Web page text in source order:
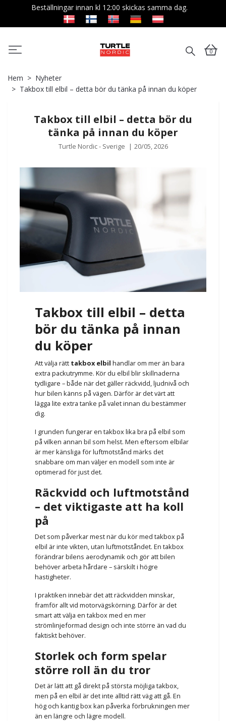
Beställningar innan kl 12:00 skickas samma dag.
0
Hem
Nyheter
Takbox till elbil – detta bör du tänka på innan du köper
Takbox till elbil – detta bör du
tänka på innan du köper
Turtle Nordic - Sverige | 20/05, 2026
Takbox till elbil – detta
bör du tänka på innan
du köper
Att välja rätt takbox elbil handlar om mer än bara
extra packutrymme. Kör du elbil blir skillnaderna
tydligare – både när det gäller räckvidd, ljudnivå och
hur bilen känns på vägen. Därför är det värt att
lägga lite extra tanke på valet innan du bestämmer
dig.
I grunden fungerar en takbox lika bra på elbil som
på vilken annan bil som helst. Men eftersom elbilar
är mer känsliga för luftmotstånd märks det
snabbare om man väljer en modell som inte är
optimerad för just det.
Räckvidd och luftmotstånd
– det viktigaste att ha koll
på
Det som påverkar mest när du kör med takbox på
elbil är inte vikten, utan luftmotståndet. En takbox
förändrar bilens aerodynamik och gör att bilen
behöver arbeta hårdare – särskilt i högre
hastigheter.
I praktiken innebär det att räckvidden minskar,
framför allt vid motorvägskörning. Därför är det
smart att välja en takbox med en mer
strömlinjeformad design och inte större än vad du
faktiskt behöver.
Storlek och form spelar
större roll än du tror
Det är lätt att gå direkt på största möjliga takbox,
men på en elbil är det inte alltid rätt väg att gå. En
hög och kantig box kan påverka förbrukningen mer
än en längre och lägre modell.